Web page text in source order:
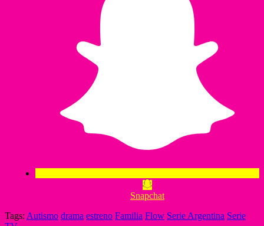
Snapchat
Tags: Autismo drama estreno Familia Flow Serie Argentina Serie